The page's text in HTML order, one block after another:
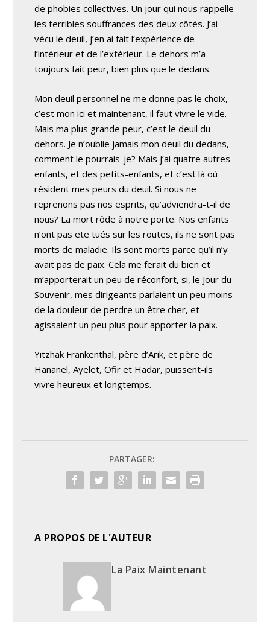
de phobies collectives. Un jour qui nous rappelle
les terribles souffrances des deux côtés. J’ai
vécu le deuil, j’en ai fait l’expérience de
l’intérieur et de l’extérieur. Le dehors m’a
toujours fait peur, bien plus que le dedans.
Mon deuil personnel ne me donne pas le choix,
c’est mon ici et maintenant, il faut vivre le vide.
Mais ma plus grande peur, c’est le deuil du
dehors. Je n’oublie jamais mon deuil du dedans,
comment le pourrais-je? Mais j’ai quatre autres
enfants, et des petits-enfants, et c’est là où
résident mes peurs du deuil. Si nous ne
reprenons pas nos esprits, qu’adviendra-t-il de
nous? La mort rôde à notre porte. Nos enfants
n’ont pas ete tués sur les routes, ils ne sont pas
morts de maladie. Ils sont morts parce qu’il n’y
avait pas de paix. Cela me ferait du bien et
m’apporterait un peu de réconfort, si, le Jour du
Souvenir, mes dirigeants parlaient un peu moins
de la douleur de perdre un être cher, et
agissaient un peu plus pour apporter la paix.
Yitzhak Frankenthal, père d’Arik, et père de
Hananel, Ayelet, Ofir et Hadar, puissent-ils
vivre heureux et longtemps.
PARTAGER:
A PROPOS DE L'AUTEUR
La Paix Maintenant